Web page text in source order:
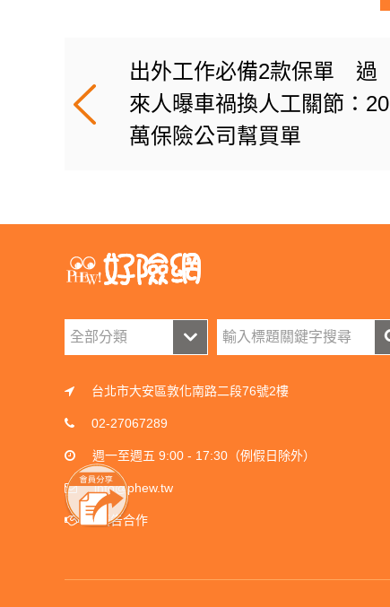
出外工作必備2款保單 過
來人曝車禍換人工關節：20
萬保險公司幫買單
台北市大安區敦化南路二段76號2樓
02-27067289
週一至週五 9:00 - 17:30（例假日除外）
info@phew.tw
廣告合作